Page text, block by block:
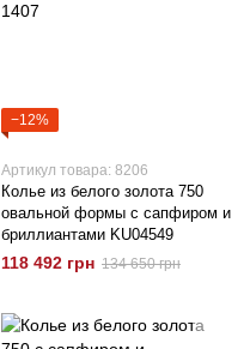
−12%
Артикул товара: 8206
Колье из белого золота 750
овальной формы с сапфиром и
бриллиантами KU04549
118 492 грн 134 650 грн